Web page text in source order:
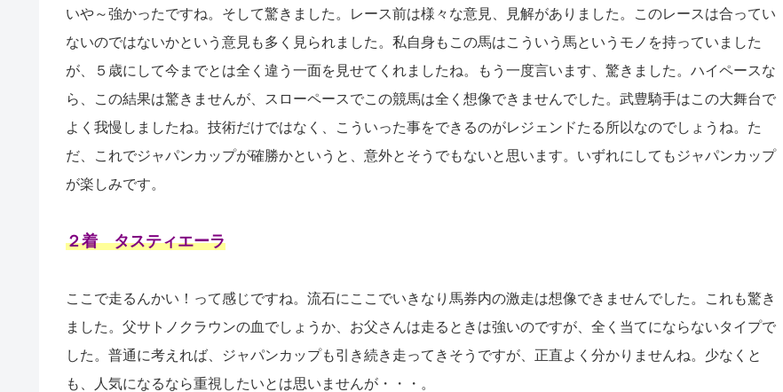
いや～強かったですね。そして驚きました。レース前は様々な意見、見解がありました。このレースは合ってい
ないのではないかという意見も多く見られました。私自身もこの馬はこういう馬というモノを持っていました
が、５歳にして今までとは全く違う一面を見せてくれましたね。もう一度言います、驚きました。ハイペースな
ら、この結果は驚きませんが、スローペースでこの競馬は全く想像できませんでした。武豊騎手はこの大舞台で
よく我慢しましたね。技術だけではなく、こういった事をできるのがレジェンドたる所以なのでしょうね。た
だ、これでジャパンカップが確勝かというと、意外とそうでもないと思います。いずれにしてもジャパンカップ
が楽しみです。
２着 タスティエーラ
ここで走るんかい！って感じですね。流石にここでいきなり馬券内の激走は想像できませんでした。これも驚き
ました。父サトノクラウンの血でしょうか、お父さんは走るときは強いのですが、全く当てにならないタイプで
した。普通に考えれば、ジャパンカップも引き続き走ってきそうですが、正直よく分かりませんね。少なくと
も、人気になるなら重視したいとは思いませんが・・・。